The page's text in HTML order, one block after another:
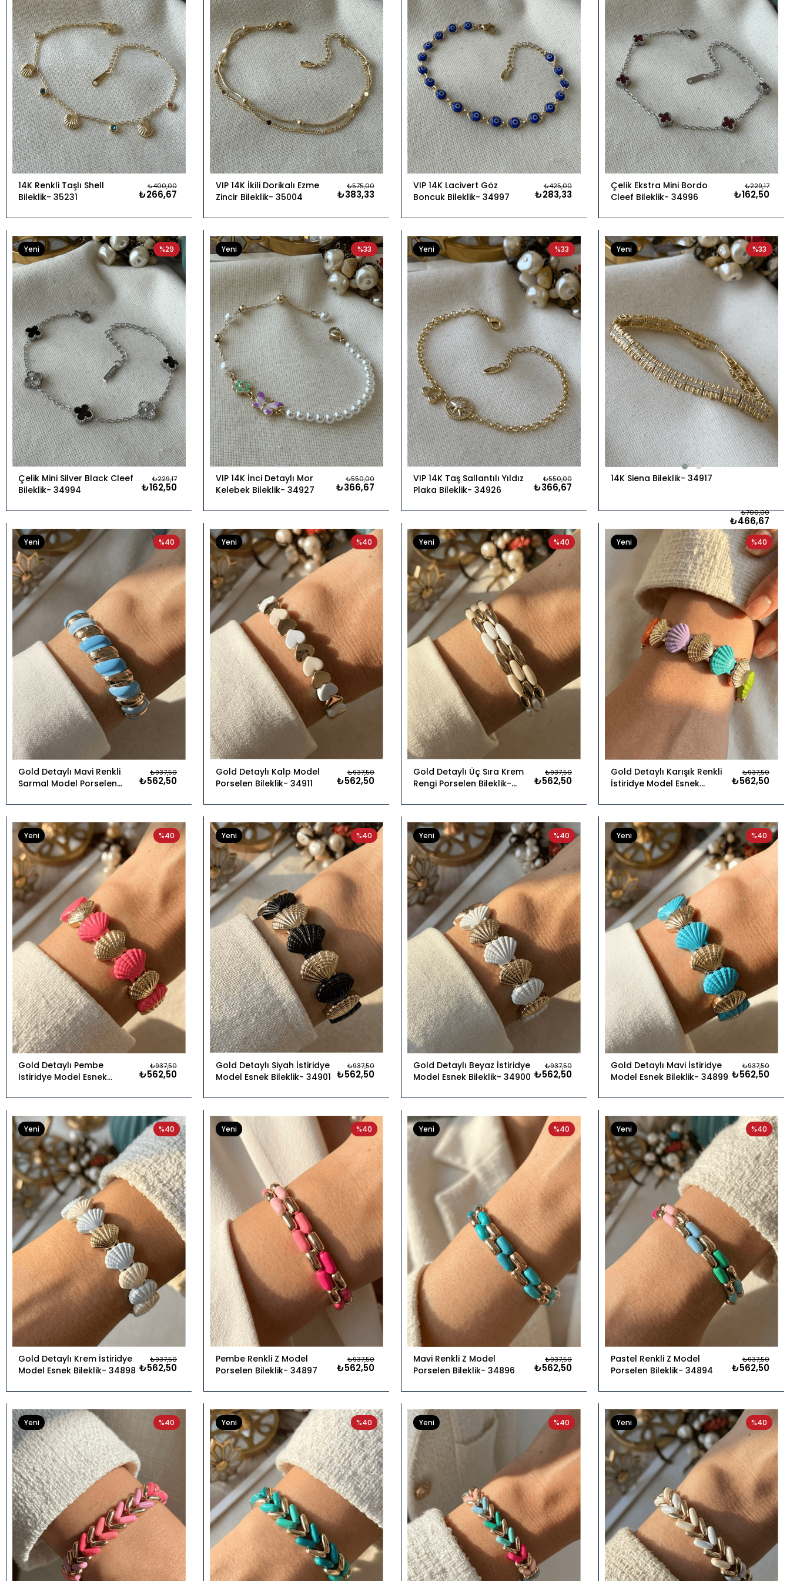
14K Renkli Taşlı Shell
Bileklik 35231 ₺266,67
₺400,00
VIP 14K İkili Dorikalı Ezme
Zincir Bileklik 35004 ₺383,33
₺575,00
VIP 14K Lacivert Göz
Boncuk Bileklik 34997 ₺283,33
₺425,00
Çelik Ekstra Mini Bordo
Cleef Bileklik 34996 ₺162,50
₺229,17
Çelik Mini Silver Black Cleef
Bileklik 34994 ₺162,50
₺229,17
%29
Yeni
Ürün
VIP 14K İnci Detaylı Mor
Kelebek Bileklik 34927 ₺366,67
₺550,00
%33
Yeni
Ürün
VIP 14K Taş Sallantılı Yıldız
Plaka Bileklik 34926 ₺366,67
₺550,00
%33
Yeni
Ürün
14K Siena Bileklik 34917
₺466,67
₺700,00
%33
Yeni
Ürün
Gold Detaylı Mavi Renkli
Sarmal Model Porselen
₺562,50
₺937,50
%40
Yeni
Ürün
Gold Detaylı Kalp Model
Porselen Bileklik 34911 ₺562,50
₺937,50
%40
Yeni
Ürün
Gold Detaylı Üç Sıra Krem
Rengi Porselen Bileklik
₺562,50
₺937,50
%40
Yeni
Ürün
Gold Detaylı Karışık Renkli
İstiridye Model Esnek
₺562,50
₺937,50
%40
Yeni
Gold Detaylı Pembe
İstiridye Model Esnek
₺562,50
₺937,50
%40
Yeni
Ürün
Gold Detaylı Siyah İstiridye
Model Esnek Bileklik 34901 ₺562,50
₺937,50
%40
Yeni
Ürün
Gold Detaylı Beyaz İstiridye
Model Esnek Bileklik 34900 ₺562,50
₺937,50
%40
Yeni
Ürün
Gold Detaylı Mavi İstiridye
Model Esnek Bileklik 34899 ₺562,50
₺937,50
%40
Yeni
Ürün
Gold Detaylı Krem İstiridye
Model Esnek Bileklik 34898 ₺562,50
₺937,50
%40
Yeni
Ürün
Pembe Renkli Z Model
Porselen Bileklik 34897 ₺562,50
₺937,50
%40
Yeni
Mavi Renkli Z Model
Porselen Bileklik 34896 ₺562,50
₺937,50
%40
Yeni
Ürün
Pastel Renkli Z Model
Porselen Bileklik 34894 ₺562,50
₺937,50
%40
Yeni
Ürün
%40
Yeni
Ürün
%40
Yeni
Ürün
%40
Yeni
Ürün
%40
Yeni
Ürün